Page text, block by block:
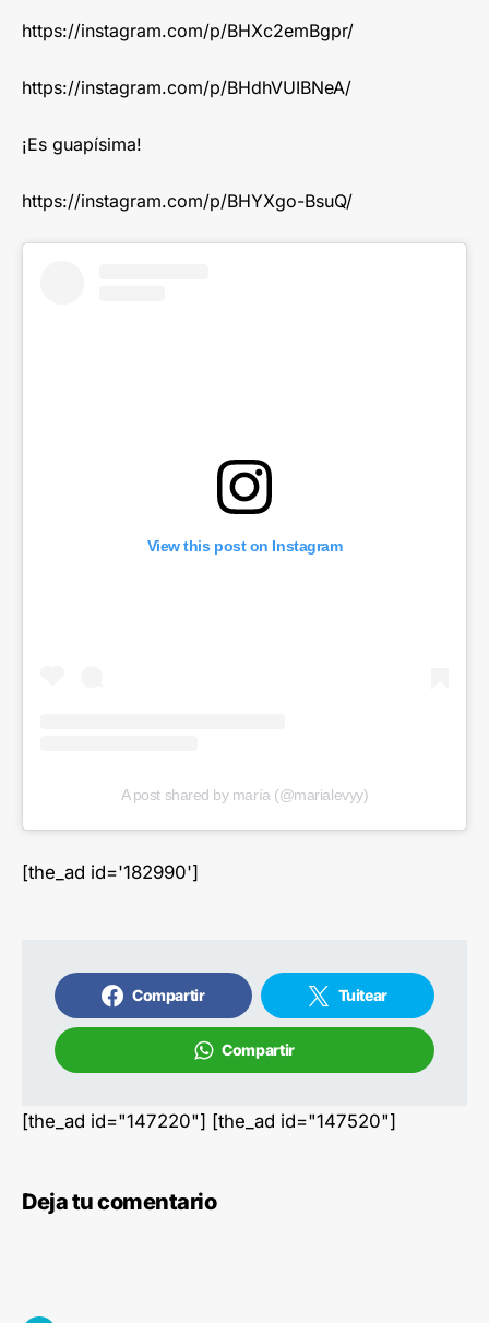
https://instagram.com/p/BHXc2emBgpr/
https://instagram.com/p/BHdhVUIBNeA/
¡Es guapísima!
https://instagram.com/p/BHYXgo-BsuQ/
View this post on Instagram
A post shared by maría (@marialevyy)
[the_ad id='182990']
Compartir Tuitear
Compartir
[the_ad id="147220"] [the_ad id="147520"]
Deja tu comentario